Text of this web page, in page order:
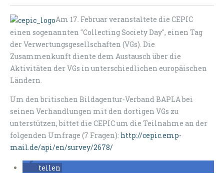
Am 17. Februar veranstaltete die CEPIC
einen sogenannten "Collecting Society Day", einen Tag
der Verwertungsgesellschaften (VGs). Die
Zusammenkunft diente dem Austausch über die
Aktivitäten der VGs in unterschiedlichen europäischen
Ländern.
Um den britischen Bildagentur-Verband BAPLA bei
seinen Verhandlungen mit den dortigen VGs zu
unterstützen, bittet die CEPIC um die Teilnahme an der
folgenden Umfrage (7 Fragen): http://cepic.emp-
mail.de/api/en/survey/2678/
teilen